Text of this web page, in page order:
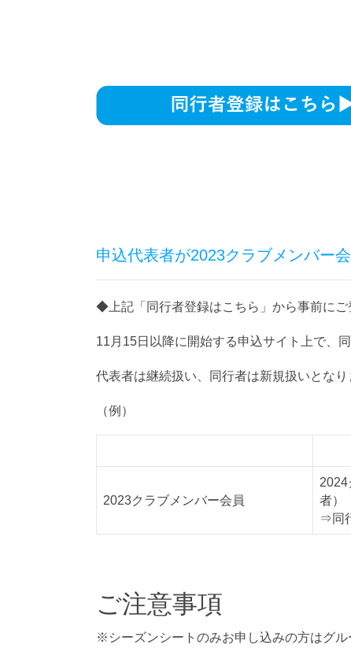
申込代表者が2023クラブメンバー
◆上記「同行者登録はこちら」から事前にご
11月15日以降に開始する申込サイト上で、
代表者は継続扱い、同行者は新規扱いとなり
（例）
2023クラブメンバー会員
2024
者）
⇒同
ご注意事項
※シーズンシートのみお申し込みの方はグル